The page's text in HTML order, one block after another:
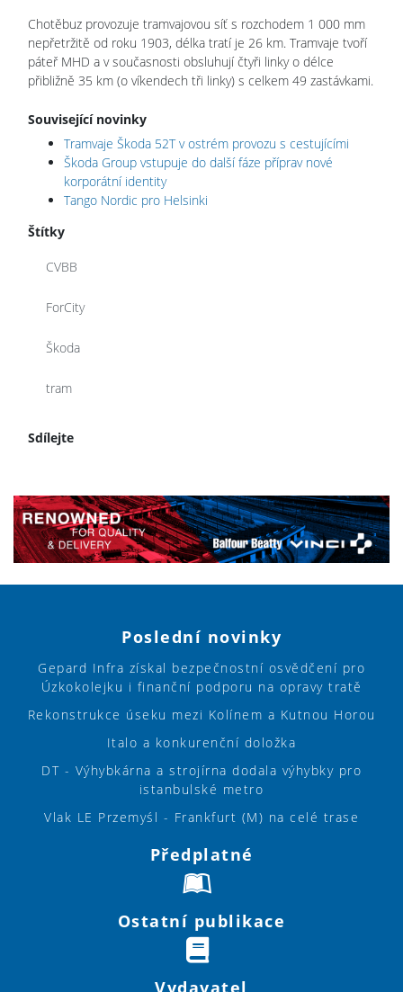
Chotěbuz provozuje tramvajovou síť s rozchodem 1 000 mm
nepřetržitě od roku 1903, délka tratí je 26 km. Tramvaje tvoří
páteř MHD a v současnosti obsluhují čtyři linky o délce
přibližně 35 km (o víkendech tři linky) s celkem 49 zastávkami.
Související novinky
Tramvaje Škoda 52T v ostrém provozu s cestujícími
Škoda Group vstupuje do další fáze příprav nové
korporátní identity
Tango Nordic pro Helsinki
Štítky
CVBB
ForCity
Škoda
tram
Sdílejte
Poslední novinky
Gepard Infra získal bezpečnostní osvědčení pro
Úzkokolejku i finanční podporu na opravy tratě
Rekonstrukce úseku mezi Kolínem a Kutnou Horou
Italo a konkurenční doložka
DT - Výhybkárna a strojírna dodala výhybky pro
istanbulské metro
Vlak LE Przemyśl - Frankfurt (M) na celé trase
Předplatné
Ostatní publikace
Vydavatel